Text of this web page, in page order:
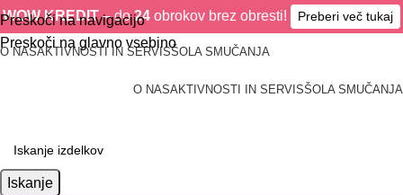
WOW KREDIT –do24 obrokov brez obresti! Preberi več tukaj
Preskoči na navigacijo
Preskoči na glavno vsebino
O NASAKTIVNOSTI IN SERVISŠOLA SMUČANJA
O NASAKTIVNOSTI IN SERVISŠOLA SMUČANJA
Iskanje